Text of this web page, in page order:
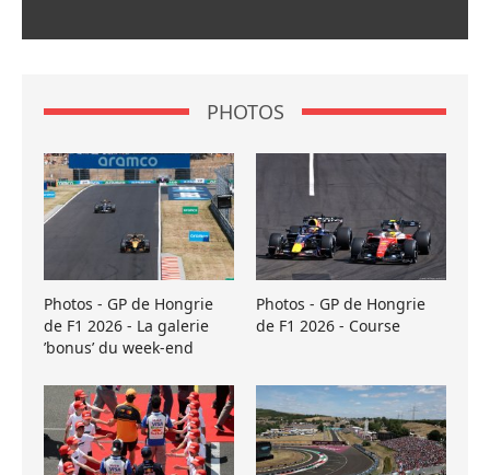
PHOTOS
Photos - GP de Hongrie
de F1 2026 - La galerie
’bonus’ du week-end
Photos - GP de Hongrie
de F1 2026 - Course